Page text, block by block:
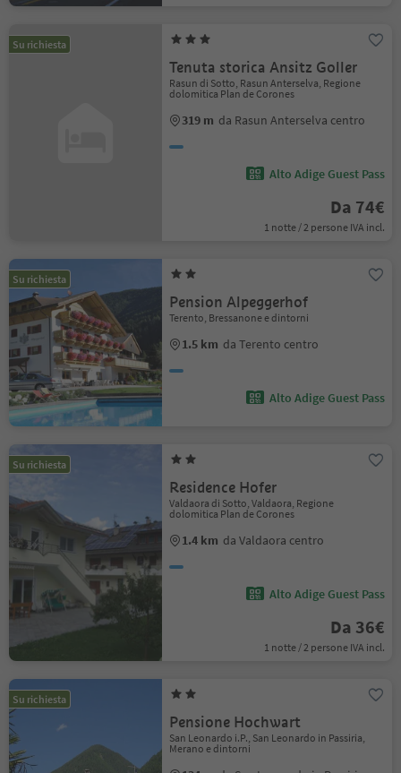
Su richiesta
Tenuta storica Ansitz Goller
Rasun di Sotto, Rasun Anterselva, Regione
dolomitica Plan de Corones
319 m da Rasun Anterselva centro
Alto Adige Guest Pass
Da 74€
1 notte / 2 persone IVA incl.
Su richiesta
Pension Alpeggerhof
Terento, Bressanone e dintorni
1.5 km da Terento centro
Alto Adige Guest Pass
Su richiesta
Residence Hofer
Valdaora di Sotto, Valdaora, Regione
dolomitica Plan de Corones
1.4 km da Valdaora centro
Alto Adige Guest Pass
Da 36€
1 notte / 2 persone IVA incl.
Su richiesta
Pensione Hochwart
San Leonardo i.P., San Leonardo in Passiria,
Merano e dintorni